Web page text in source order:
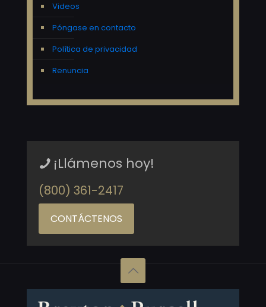
Videos
Póngase en contacto
Política de privacidad
Renuncia
¡Llámenos hoy!
(800) 361-2417
CONTÁCTENOS